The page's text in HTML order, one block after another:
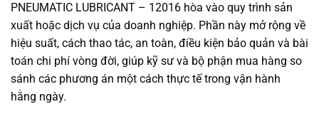
PNEUMATIC LUBRICANT – 12016 hòa vào quy trình sản
xuất hoặc dịch vụ của doanh nghiệp. Phần này mở rộng về
hiệu suất, cách thao tác, an toàn, điều kiện bảo quản và bài
toán chi phí vòng đời, giúp kỹ sư và bộ phận mua hàng so
sánh các phương án một cách thực tế trong vận hành
hằng ngày.